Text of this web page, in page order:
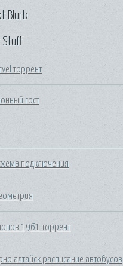
Stuff
торрент
гост
подключения
1961 торрент
алтайск расписание автобусов
Blurb